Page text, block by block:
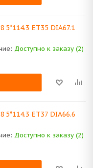
5*114.3 ET35 DIA67.1
Доступно к заказу (2)
5*114.3 ET37 DIA66.6
Доступно к заказу (2)